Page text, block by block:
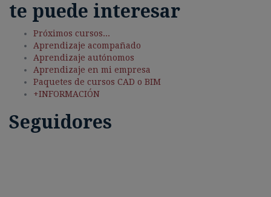
te puede interesar
Próximos cursos...
Aprendizaje acompañado
Aprendizaje autónomos
Aprendizaje en mi empresa
Paquetes de cursos CAD o BIM
+INFORMACIÓN
Seguidores